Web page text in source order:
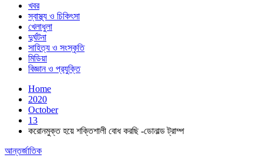
খবর
স্বাস্থ্য ও চিকিৎসা
খেলাধুলা
দুর্ঘটনা
সাহিত্য ও সংস্কৃতি
মিডিয়া
বিজ্ঞান ও প্রযুক্তি
Home
2020
October
13
করোনমুক্ত হয়ে শক্তিশালী বোধ করছি -ডোনাল্ড ট্রাম্প
আন্তর্জাতিক